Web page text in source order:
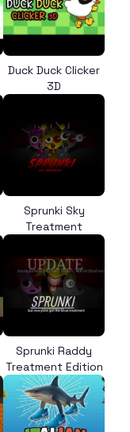
Duck Duck Clicker
3D
Sprunki Sky
Treatment
Sprunki Raddy
Treatment Edition